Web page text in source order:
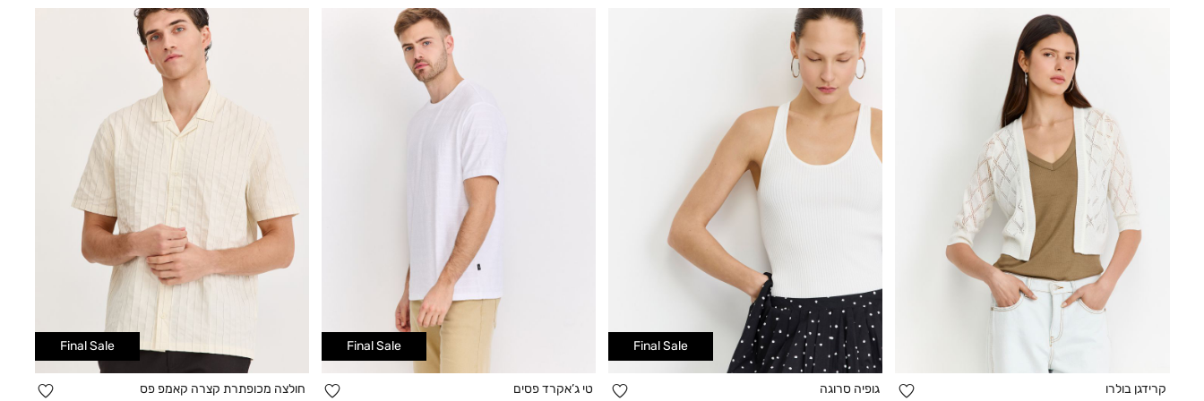
קרידגן בולרו
הוספה
Final Sale
גופיה סרוגה
הוספה
Final Sale
טי ג’אקרד פסים
הוספה
Final Sale
חולצה מכופתרת קצרה קאמפ פס